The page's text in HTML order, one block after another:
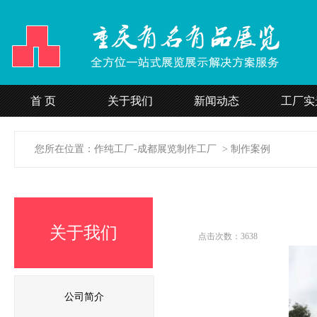
24H团体服装定制直线
15308188287
首 页 关于我们 新闻动态 工厂实
您所在位置： 作纯工厂-成都展览制作工厂 > 制作案例
关于我们
公司简介
点击次数：3638